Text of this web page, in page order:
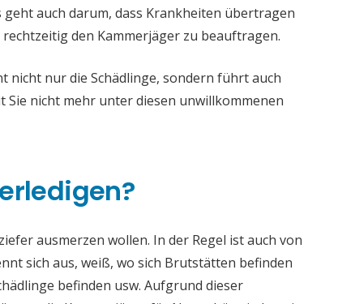
auch darum, dass Krankheiten übertragen
den Kammerjäger zu beauftragen.
nur die Schädlinge, sondern führt auch
nicht mehr unter diesen unwillkommenen
ausmerzen wollen. In der Regel ist auch von
sich aus, weiß, wo sich Brutstätten befinden
befinden usw. Aufgrund dieser